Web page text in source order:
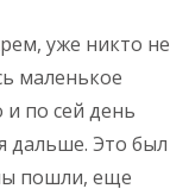
уже никто не
маленькое
по сей день
дальше. Это был
пошли, еще